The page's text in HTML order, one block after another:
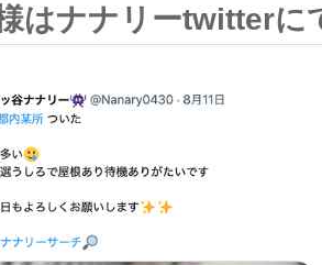
はナナリーtwitterに